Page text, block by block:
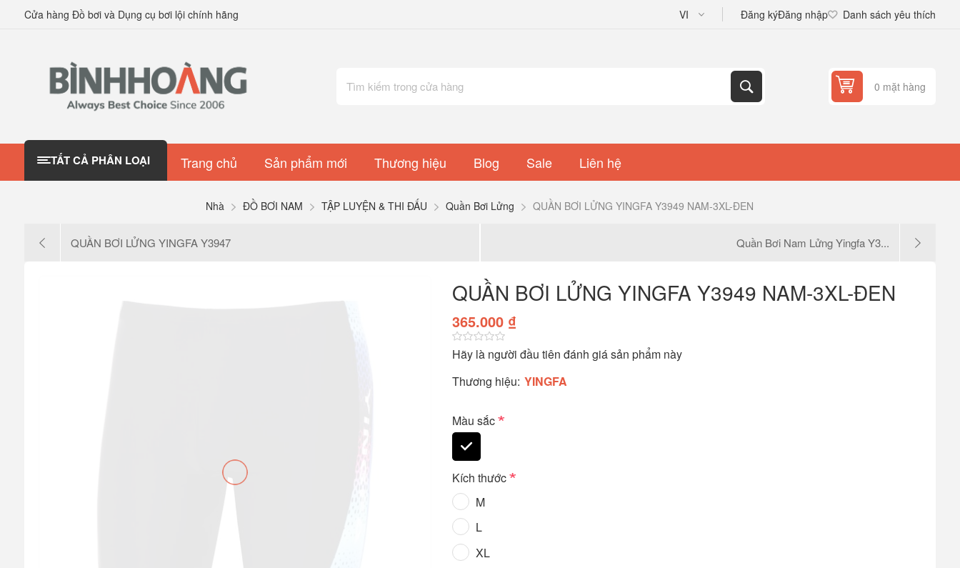
Cửa hàng Đồ bơi và Dụng cụ bơi lội chính hãng Đăng kýĐăng nhập Danh sách yêu thích
0 mặt hàng
TẤT CẢ PHÂN LOẠI Trang chủ Sản phẩm mới Thương hiệu Blog Sale Liên hệ
Nhà ĐỒ BƠI NAM TẬP LUYỆN & THI ĐẤU Quần Bơi Lửng QUẦN BƠI LỬNG YINGFA Y3949 NAM-3XL-ĐEN
QUẦN BƠI LỬNG YINGFA Y3947 Quần Bơi Nam Lửng Yingfa Y3...
QUẦN BƠI LỬNG YINGFA Y3949 NAM-3XL-ĐEN
365.000 ₫
Hãy là người đầu tiên đánh giá sản phẩm này
Thương hiệu: YINGFA
Màu sắc*
Kích thước*
M
L
XL